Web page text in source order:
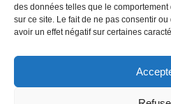
des données telles que le
sur ce site. Le fait de ne pas consentir
avoir un effet négatif sur certaines
(+33) 4 68 76 64 90